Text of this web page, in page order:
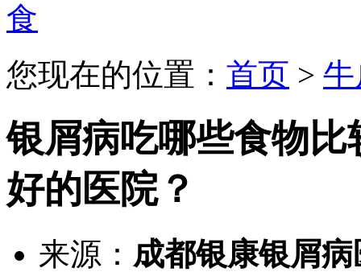
食
您现在的位置： 首页 >
银屑病吃哪些食物
好的医院？
来源： 成都银康银屑病